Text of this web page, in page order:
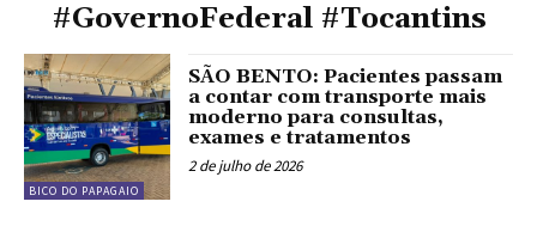
#GovernoFederal #Tocantins
BICO DO PAPAGAIO
SÃO BENTO: Pacientes passam
a contar com transporte mais
moderno para consultas,
exames e tratamentos
2 de julho de 2026